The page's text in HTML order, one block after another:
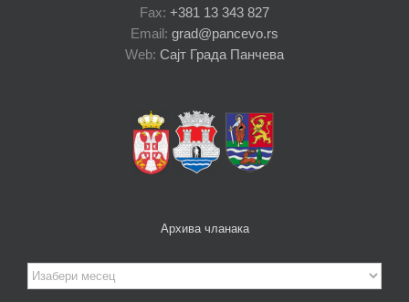
Fax: +381 13 343 827
Email: grad@pancevo.rs
Web: Сајт Града Панчева
Архива чланака
Архива
чланака